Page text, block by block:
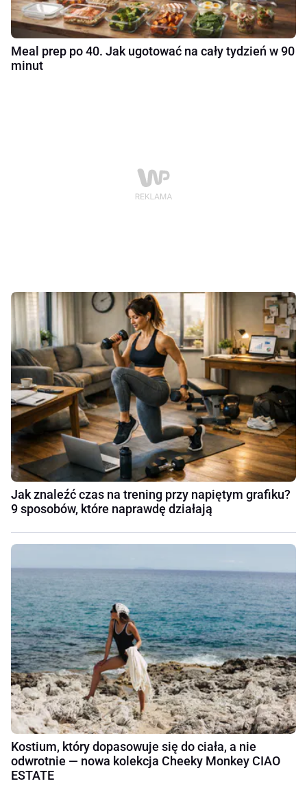
Meal prep po 40. Jak ugotować na cały tydzień w 90
minut
Jak znaleźć czas na trening przy napiętym grafiku?
9 sposobów, które naprawdę działają
Kostium, który dopasowuje się do ciała, a nie
odwrotnie — nowa kolekcja Cheeky Monkey CIAO
ESTATE